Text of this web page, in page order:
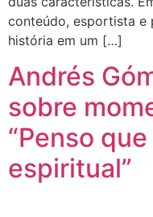
conteúdo, esportista e
história em um […]
Andrés
sobre
“Penso
espiritual”